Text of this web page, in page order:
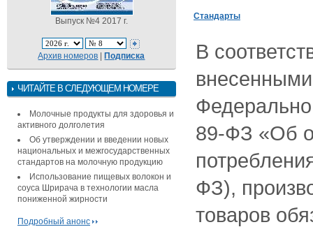
Выпуск №4 2017 г.
Архив номеров |Подписка
ЧИТАЙТЕ В СЛЕДУЮЩЕМ НОМЕРЕ
Молочные продукты для здоровья и
активного долголетия
Об утверждении и введении новых
национальных и межгосударственных
стандартов на молочную продукцию
Использование пищевых волокон и
соуса Шрирача в технологии масла
пониженной жирности
Подробный анонс
Стандарты
В
89-ФЗ «Об
ФЗ),
товаров